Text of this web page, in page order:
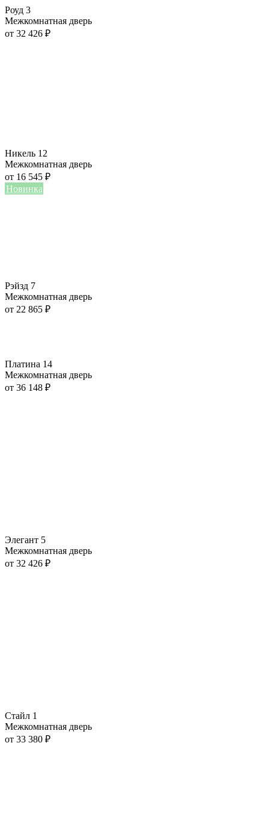
Роуд 3
Межкомнатная дверь
от 32 426 ₽
Никель 12
Межкомнатная дверь
от 16 545 ₽
Новинка
Рэйзд 7
Межкомнатная дверь
от 22 865 ₽
Платина 14
Межкомнатная дверь
от 36 148 ₽
Элегант 5
Межкомнатная дверь
от 32 426 ₽
Стайл 1
Межкомнатная дверь
от 33 380 ₽